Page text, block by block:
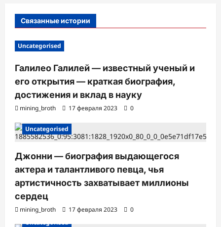
Связанные истории
Uncategorised
Галилео Галилей — известный ученый и
его открытия — краткая биография,
достижения и вклад в науку
mining_broth 17 февраля 2023 0
Uncategorised
Джонни — биография выдающегося
актера и талантливого певца, чья
артистичность захватывает миллионы
сердец
mining_broth 17 февраля 2023
0
Uncategorised